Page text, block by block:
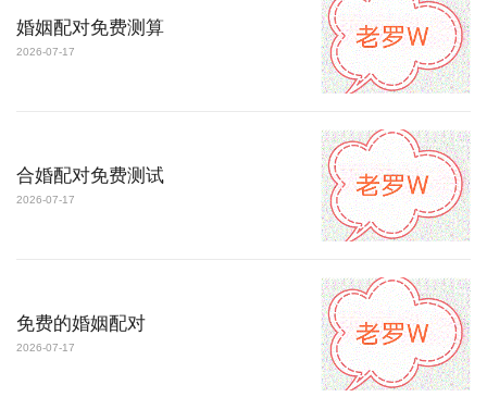
婚姻配对免费测算
2026-07-17
合婚配对免费测试
2026-07-17
免费的婚姻配对
2026-07-17